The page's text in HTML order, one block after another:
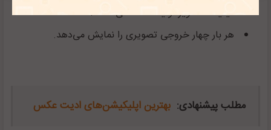
کیفیت تصاویر تولید شده عالی است.
هر بار چهار خروجی تصویری را نمایش می‌دهد.
مطلب پیشنهادی: بهترین اپلیکیشن‌های ادیت عکس